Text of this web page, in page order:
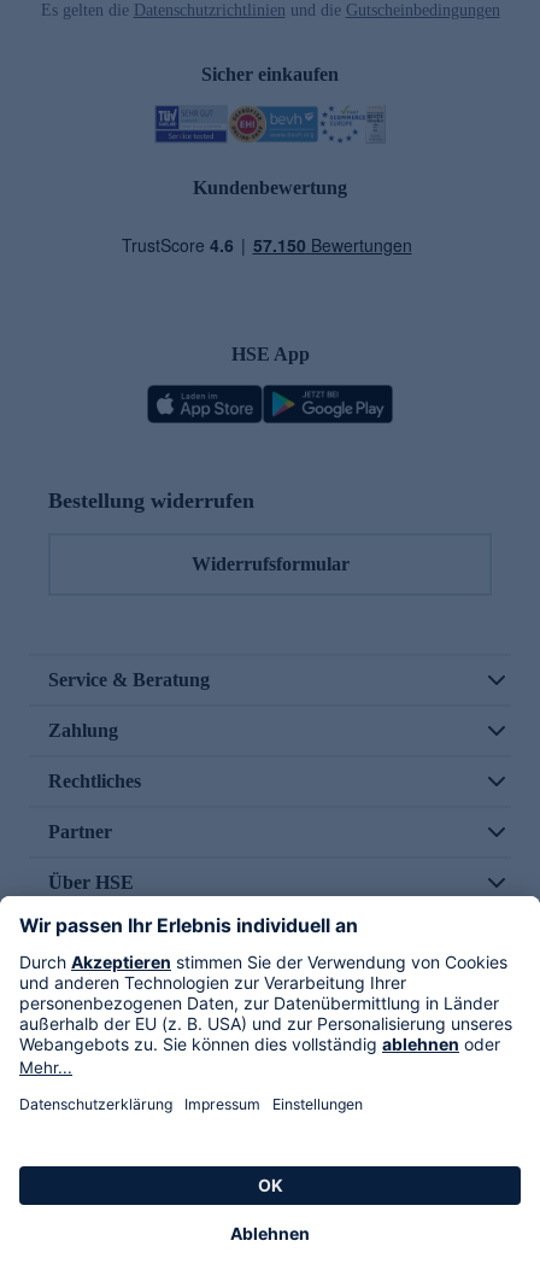
Es gelten die Datenschutzrichtlinien und die Gutscheinbedingungen
Sicher einkaufen
Kundenbewertung
HSE App
Bestellung widerrufen
Widerrufsformular
Service & Beratung
Zahlung
Rechtliches
Partner
Über HSE
Im TV
HSE International